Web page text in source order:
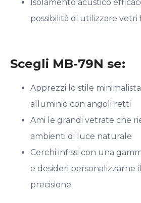
Isolamento acustico
possibilità di utilizzare vetri
Scegli MB-79N se:
Apprezzi lo stile
alluminio con angoli retti
Ami le grandi vetrate che
ambienti di luce naturale
Cerchi infissi con una
e desideri personalizzarne
precisione